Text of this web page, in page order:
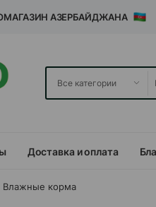
АЗЕРБАЙДЖАНА
Доставка и оплата
Влажные корма